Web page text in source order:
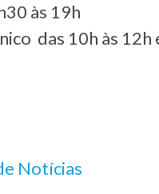
às 19h
das 10h às 12h
Notícias